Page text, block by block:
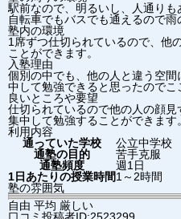
駅前なので、明るいし、人通りも
自転車でもバスでも通えるので雨
塾内の環境
1席ずつ仕切られているので、他
ことができます。
入塾理由
個別の中でも、他の人と違う空
中して勉強できると思ったのでこ
良いところや要望
仕切られているので他の人の顔見
集中して勉強することができます
利用内容
通っていた学校
公立中学校
通塾の目的
苦手克服
通塾頻度
週1日
1日あたりの授業時間1～2時間
塾の雰囲気
自由 平均 厳しい
口コミ投稿者ID:2523299